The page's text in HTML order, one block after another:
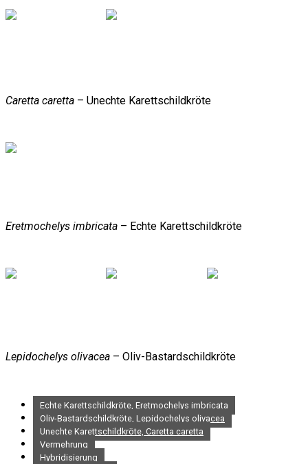
Caretta caretta – Unechte Karettschildkröte
Eretmochelys imbricata – Echte Karettschildkröte
Lepidochelys olivacea – Oliv-Bastardschildkröte
Echte Karettschildkröte, Eretmochelys imbricata
Oliv-Bastardschildkröte, Lepidochelys olivacea
Unechte Karettschildkröte, Caretta caretta
Vermehrung
Hybridisierung